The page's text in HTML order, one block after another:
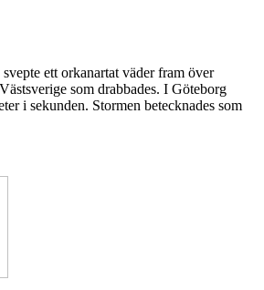
ett orkanartat väder fram över
som drabbades. I Göteborg
i sekunden. Stormen betecknades som